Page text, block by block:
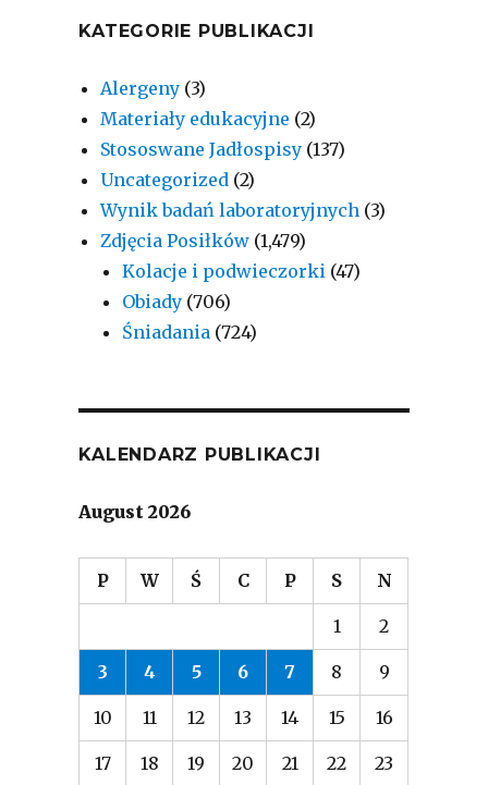
KATEGORIE PUBLIKACJI
Alergeny (3)
Materiały edukacyjne (2)
Stososwane Jadłospisy (137)
Uncategorized (2)
Wynik badań laboratoryjnych (3)
Zdjęcia Posiłków (1,479)
Kolacje i podwieczorki (47)
Obiady (706)
Śniadania (724)
KALENDARZ PUBLIKACJI
August 2026
P W Ś C P S N
1 2
3 4 5 6 7 8 9
10 11 12 13 14 15 16
17 18 19 20 21 22 23